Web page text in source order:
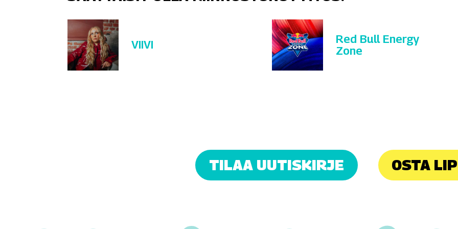
VIIVI
Red Bull Energy
Zone
TILAA UUTISKIRJE OSTA